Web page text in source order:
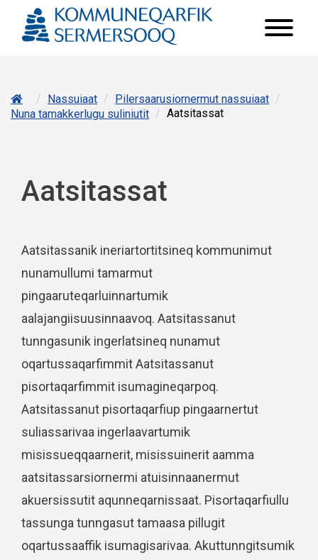
/ Nassuiaat / Pilersaarusiornermut nassuiaat /
Nuna tamakkerlugu suliniutit / Aatsitassat
Aatsitassat
Aatsitassanik ineriartortitsineq kommunimut
nunamullumi tamarmut
pingaaruteqarluinnartumik
aalajangiisuusinnaavoq. Aatsitassanut
tunngasunik ingerlatsineq nunamut
oqartussaqarfimmit Aatsitassanut
pisortaqarfimmit isumagineqarpoq.
Aatsitassanut pisortaqarfiup pingaarnertut
suliassarivaa ingerlaavartumik
misissueqqaarnerit, misissuinerit aamma
aatsitassarsiornermi atuisinnaanermut
akuersissutit aqunneqarnissaat. Pisortaqarfiullu
tassunga tunngasut tamaasa pillugit
oqartussaaffik isumagisarivaa. Akuttunngitsumik